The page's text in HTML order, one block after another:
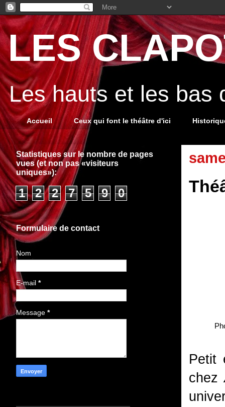
LES
Les hauts et les bas
Accueil Ceux qui font le théâtre d'ici
Petit
chez
Statistiques sur le nombre de pages
vues (et non pas «visiteurs
uniques»):
1 2 2 7 5 9 0
Formulaire de contact
Nom
E-mail *
Message *